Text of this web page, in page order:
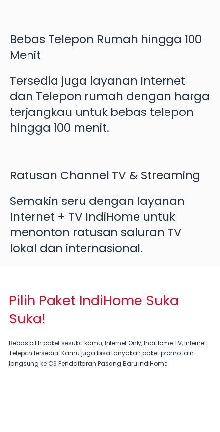
Bebas Telepon Rumah hingga 100
Menit
Tersedia juga layanan Internet
dan Telepon rumah dengan harga
terjangkau untuk bebas telepon
hingga 100 menit.
Ratusan Channel TV & Streaming
Semakin seru dengan layanan
Internet + TV IndiHome untuk
menonton ratusan saluran TV
lokal dan internasional.
Pilih Paket IndiHome Suka
Suka!
Bebas pilih paket sesuka kamu, Internet Only, IndiHome TV, Internet
Telepon tersedia. Kamu juga bisa tanyakan paket promo lain
langsung ke CS Pendaftaran Pasang Baru IndiHome